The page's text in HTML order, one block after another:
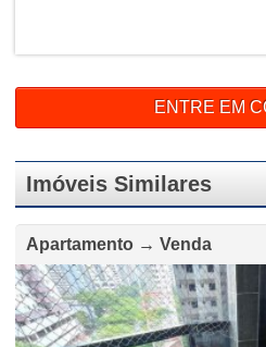
ENTRE EM
Imóveis Similares
Apartamento → Venda